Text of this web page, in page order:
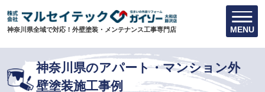
神奈川県全域で対応！外壁塗装・メンテナンス工事専門店 MENU
神奈川県のアパート・マンション外
壁塗装施工事例